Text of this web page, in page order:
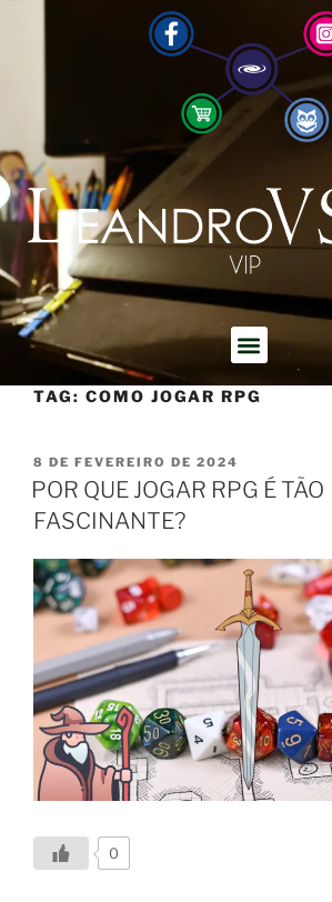
TAG: COMO JOGAR RPG
8 DE FEVEREIRO DE 2024
POR QUE JOGAR RPG É TÃO
FASCINANTE?
0